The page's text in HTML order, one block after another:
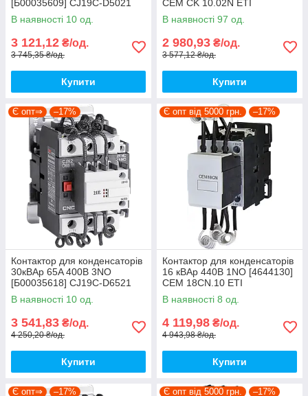
[Б00035609] CJ19C-D5021
CNC
В наявності 10 од.
3 121,12 ₴/од.
3 745,35 ₴/од.
Купити
CEM CK 10.02N ETI
В наявності 97 од.
2 980,93 ₴/од.
3 577,12 ₴/од.
Купити
Є опт⇒ –17%
Контактор для конденсаторів
30кВАр 65A 400В 3NO
[Б00035618] CJ19C-D6521
CNC
В наявності 10 од.
3 541,83 ₴/од.
4 250,20 ₴/од.
Купити
Є опт від 5000 грн. –17%
Контактор для конденсаторів
16 кВАр 440В 1NO [4644130]
CEM 18CN.10 ETI
В наявності 8 од.
4 119,98 ₴/од.
4 943,98 ₴/од.
Купити
Є опт⇒ –17% Є опт від 5000 грн. –17%